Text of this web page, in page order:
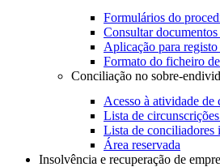
Formulários do
Consultar
Aplicação para
Formato do ficheiro
Conciliação no sobre-
Acesso à atividade de
Lista de
Lista de conciliadores
Área reservada
Insolvência e recuperação de